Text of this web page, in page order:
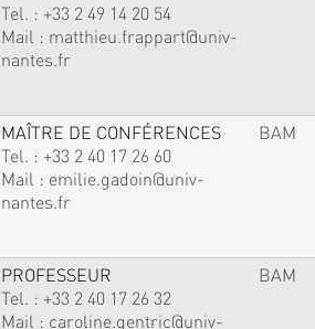
Tel. : +33 2 49 14 20 54
Mail : matthieu.frappart@univ-
nantes.fr
MAÎTRE DE CONFÉRENCES
Tel. : +33 2 40 17 26 60
Mail : emilie.gadoin@univ-
nantes.fr
BAM
PROFESSEUR
Tel. : +33 2 40 17 26 32
Mail : caroline.gentric@univ-
BAM